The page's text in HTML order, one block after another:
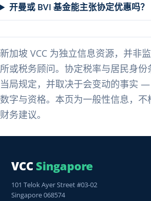
开曼或 BVI 基金能主张协定优惠吗？
新加坡 VCC 为独立信息资源，并非
所或税务顾问。协定税率与居民身份
当局规定，并取决于会变动的事实
数字与资格。本页为一般性信息，
财务建议。
VCC Singapore
101 Telok Ayer Street #03-02
Singapore 068574